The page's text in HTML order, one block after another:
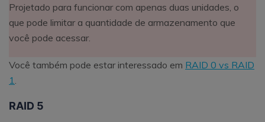
Projetado para funcionar com apenas duas unidades, o
que pode limitar a quantidade de armazenamento que
você pode acessar.
Você também pode estar interessado em RAID 0 vs RAID
1
RAID 5